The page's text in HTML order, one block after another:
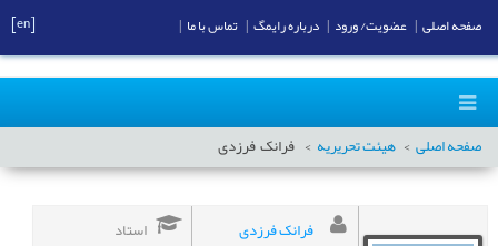
صفحه اصلی هیئت تحریریه فرانکفرزدی
فرانک فرزدی
استاد
صفحه اصلی عضویت/ ورود درباره رایمگ تماس با ما